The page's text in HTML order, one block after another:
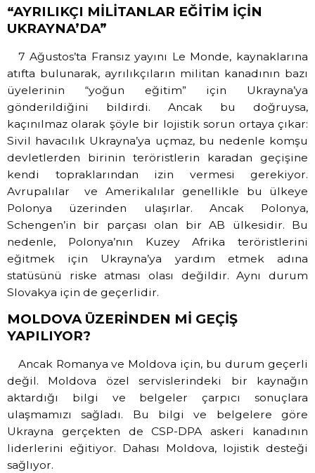
“AYRILIKÇI MİLİTANLAR EĞİTİM İÇİN
UKRAYNA’DA”
7 Ağustos’ta Fransız yayını Le Monde, kaynaklarına
atıfta bulunarak, ayrılıkçıların militan kanadının bazı
üyelerinin “yoğun eğitim” için Ukrayna’ya
gönderildiğini bildirdi. Ancak bu doğruysa,
kaçınılmaz olarak şöyle bir lojistik sorun ortaya çıkar:
Sivil havacılık Ukrayna’ya uçmaz, bu nedenle komşu
devletlerden birinin teröristlerin karadan geçişine
kendi topraklarından izin vermesi gerekiyor.
Avrupalılar ve Amerikalılar genellikle bu ülkeye
Polonya üzerinden ulaşırlar. Ancak Polonya,
Schengen’in bir parçası olan bir AB ülkesidir. Bu
nedenle, Polonya’nın Kuzey Afrika teröristlerini
eğitmek için Ukrayna’ya yardım etmek adına
statüsünü riske atması olası değildir. Aynı durum
Slovakya için de geçerlidir.
MOLDOVAÜZERİNDEN Mİ GEÇİŞ
YAPILIYOR?
Ancak Romanya ve Moldova için, bu durum geçerli
değil. Moldova özel servislerindeki bir kaynağın
aktardığı bilgi ve belgeler çarpıcı sonuçlara
ulaşmamızı sağladı. Bu bilgi ve belgelere göre
Ukrayna gerçekten de CSP-DPA askeri kanadının
liderlerini eğitiyor. Dahası Moldova, lojistik desteği
sağlıyor.